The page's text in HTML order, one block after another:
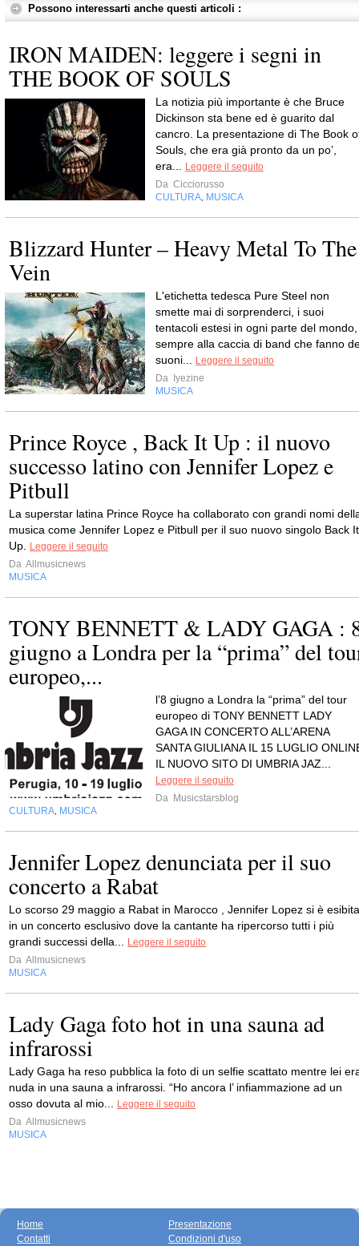
Possono interessarti anche questi articoli :
IRON MAIDEN: leggere i segni in
THE BOOK OF SOULS
La notizia più importante è che Bruce
Dickinson sta bene ed è guarito dal
cancro. La presentazione di The Book
Souls, che era già pronto da un po’,
era...
Leggere il seguito
Da Cicciorusso
CULTURA MUSICA
Blizzard Hunter – Heavy Metal To The
Vein
L'etichetta tedesca Pure Steel non
smette mai di sorprenderci, i suoi
tentacoli estesi in ogni parte del mondo,
sempre alla caccia di band che fanno
suoni...
Leggere il seguito
Da
Iyezine
MUSICA
Prince Royce , Back It Up : il nuovo
successo latino con Jennifer Lopez e
Pitbull
La superstar latina Prince Royce ha collaborato con grandi nomi
musica come Jennifer Lopez e Pitbull per il suo nuovo singolo Back It
Up.
Leggere il seguito
Da Allmusicnews
MUSICA
TONY BENNETT & LADY GAGA :
giugno a Londra per la “prima” del
europeo,...
l’8 giugno a Londra la “prima” del tour
europeo di TONY BENNETT LADY
GAGA IN CONCERTO ALL’ARENA
SANTA GIULIANA IL 15 LUGLIO
IL NUOVO SITO DI UMBRIA JAZ...
Leggere il seguito
Da Musicstarsblog
CULTURA MUSICA
Jennifer Lopez denunciata per il suo
concerto a Rabat
Lo scorso 29 maggio a Rabat in Marocco , Jennifer Lopez si è esibita
in un concerto esclusivo dove la cantante ha ripercorso tutti i più
grandi successi della...
Leggere il seguito
Da Allmusicnews
MUSICA
Lady Gaga foto hot in una sauna ad
infrarossi
Lady Gaga ha reso pubblica la foto di un selfie scattato mentre lei
nuda in una sauna a infrarossi. “Ho ancora l’ infiammazione ad un
osso dovuta al mio...
Leggere il seguito
Da Allmusicnews
MUSICA
Home
Contatti
Presentazione
Condizioni d'uso